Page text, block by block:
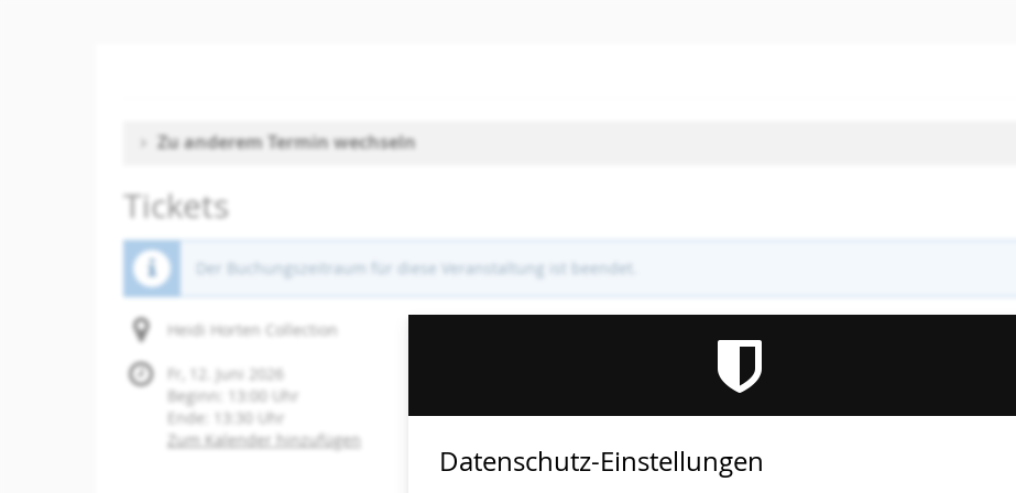
Zu anderem Termin wechseln
Tickets
Der Buchungszeitraum für diese Veranstaltung ist beendet.
Heidi Horten Collection
Fr, 12. Juni 2026
Beginn:
13:00
Uhr
Ende:
13:30
Uhr
Zum Kalender hinzufügen
Datenschutz-Einstellungen